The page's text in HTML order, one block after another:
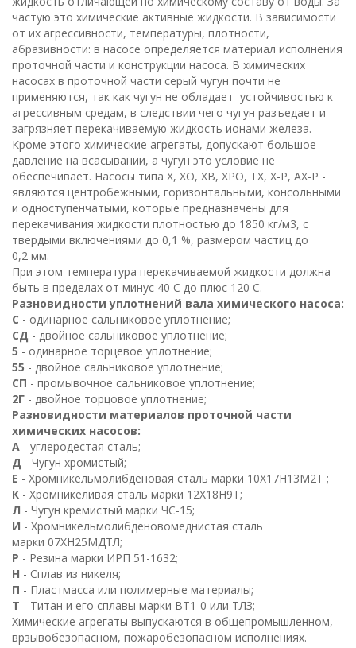
частую это химические активные жидкости. В зависимости
от их агрессивности, температуры, плотности,
абразивности: в насосе определяется материал исполнения
проточной части и конструкции насоса. В химических
насосах в проточной части серый чугун почти не
применяются, так как чугун не обладает устойчивостью к
агрессивным средам, в следствии чего чугун разъедает и
загрязняет перекачиваемую жидкость ионами железа.
Кроме этого химические агрегаты, допускают большое
давление на всасывании, а чугун это условие не
обеспечивает. Насосы типа Х, ХО, ХВ, ХРО, ТХ, Х-Р, АХ-Р -
являются центробежными, горизонтальными, консольными
и одноступенчатыми, которые предназначены для
перекачивания жидкости плотностью до 1850 кг/м3, с
твердыми включениями до 0,1 %, размером частиц до
0,2 мм.
При этом температура перекачиваемой жидкости должна
быть в пределах от минус 40 С до плюс 120 С.
Разновидности уплотнений вала химического насоса:
С - одинарное сальниковое уплотнение;
СД - двойное сальниковое уплотнение;
5 - одинарное торцевое уплотнение;
55 - двойное сальниковое уплотнение;
СП - промывочное сальниковое уплотнение;
2Г - двойное торцовое уплотнение;
Разновидности материалов проточной части
химических насосов:
А - углеродестая сталь;
Д - Чугун хромистый;
Е - Хромникельмолибденовая сталь марки 10Х17Н13М2Т ;
К - Хромникеливая сталь марки 12Х18Н9Т;
Л - Чугун кремистый марки ЧС-15;
И - Хромникельмолибденовомеднистая сталь
марки 07ХН25МДТЛ;
Р - Резина марки ИРП 51-1632;
Н - Сплав из никеля;
П - Пластмасса или полимерные материалы;
Т - Титан и его сплавы марки ВТ1 -0 или ТЛЗ;
Химические агрегаты выпускаются в общепромышленном,
врзывобезопасном, пожаробезопасном исполнениях.